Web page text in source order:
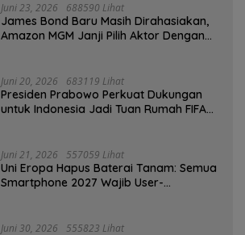
Juni 23, 2026 688590 Lihat
James Bond Baru Masih Dirahasiakan,
Amazon MGM Janji Pilih Aktor Dengan
Juni 20, 2026 683119 Lihat
Presiden Prabowo Perkuat Dukungan
untuk Indonesia Jadi Tuan Rumah FIFA
Juni 21, 2026 557059 Lihat
Uni Eropa Hapus Baterai Tanam: Semua
Smartphone 2027 Wajib User-
Juni 30, 2026 555823 Lihat